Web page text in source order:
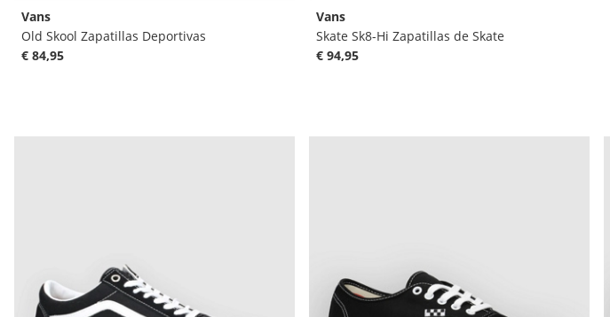
Vans
Old Skool Zapatillas Deportivas
€ 84,95
Vans
Skate Sk8-Hi Zapatillas de Skate
€ 94,95